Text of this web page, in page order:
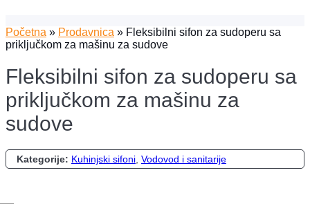
Početna » Prodavnica » Fleksibilni sifon za sudoperu sa
priključkom za mašinu za sudove
Fleksibilni sifon za sudoperu sa
priključkom za mašinu za
sudove
Kategorije: Kuhinjski sifoni Vodovod i sanitarije